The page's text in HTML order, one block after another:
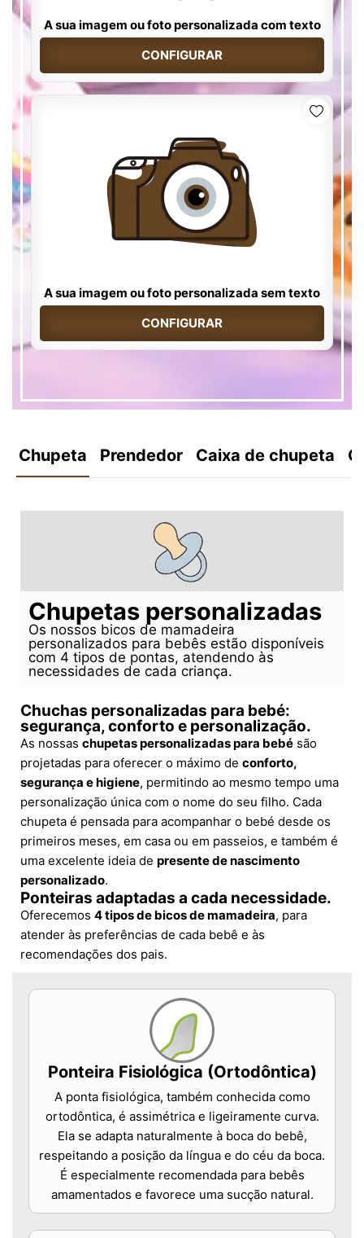
A sua imagem ou foto personalizada com texto
CONFIGURAR
A sua imagem ou foto personalizada sem texto
CONFIGURAR
Chupeta Prendedor Caixa de chupeta
Chupetas personalizadas
Os nossos bicos de mamadeira
personalizados para bebês estão disponíveis
com 4 tipos de pontas, atendendo às
necessidades de cada criança.
Chuchas personalizadas para bebé:
segurança, conforto e personalização.
As nossas chupetas personalizadas para bebé são
projetadas para oferecer o máximo de conforto,
segurança e higiene, permitindo ao mesmo tempo uma
personalização única com o nome do seu filho. Cada
chupeta é pensada para acompanhar o bebé desde os
primeiros meses, em casa ou em passeios, e também é
uma excelente ideia de presente de nascimento
personalizado.
Ponteiras adaptadas a cada necessidade.
Oferecemos 4 tipos de bicos de mamadeira, para
atender às preferências de cada bebê e às
recomendações dos pais.
Ponteira Fisiológica (Ortodôntica)
A ponta fisiológica, também conhecida como
ortodôntica, é assimétrica e ligeiramente curva.
Ela se adapta naturalmente à boca do bebê,
respeitando a posição da língua e do céu da boca.
É especialmente recomendada para bebês
amamentados e favorece uma sucção natural.